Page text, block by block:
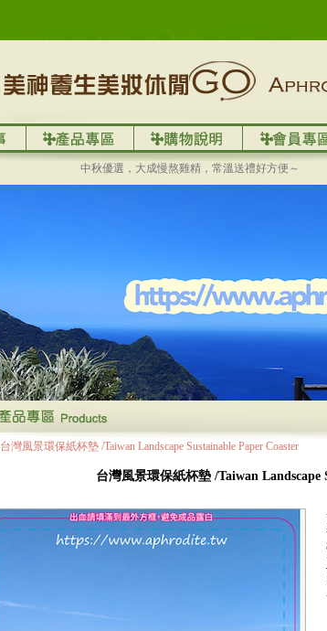
中秋優選，大成慢熬雞精，常溫送禮好方便～
台灣風景環保紙杯墊 /Taiwan Landscape Sustainable Paper Coaster
台灣風景環保紙杯墊 /Taiwan Landscape